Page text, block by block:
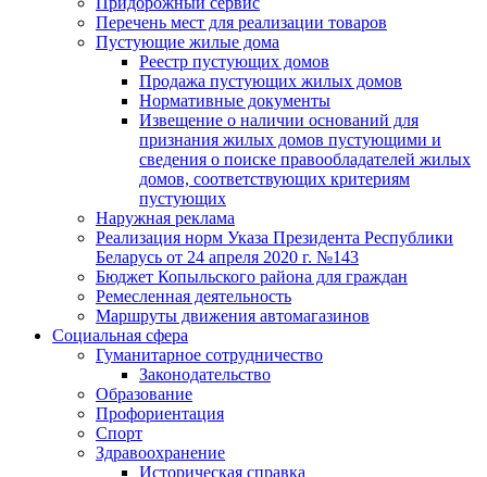
Перечень мест для реализации товаров
Пустующие жилые дома
Реестр пустующих домов
Продажа пустующих жилых домов
Нормативные документы
Извещение о наличии оснований для
признания жилых домов пустующими и
сведения о поиске правообладателей жилых
домов, соответствующих критериям
пустующих
Наружная реклама
Реализация норм Указа Президента Республики
Беларусь от 24 апреля 2020 г. №143
Бюджет Копыльского района для граждан
Ремесленная деятельность
Маршруты движения автомагазинов
Социальная сфера
Гуманитарное сотрудничество
Законодательство
Образование
Профориентация
Спорт
Здравоохранение
Историческая справка